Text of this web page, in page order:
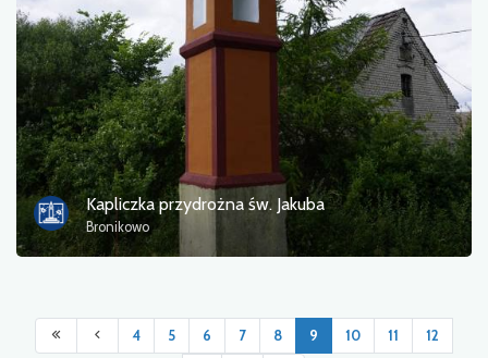
Kapliczka przydrożna św. Jakuba
Bronikowo
4 5 6 7 8 9 10 11 12